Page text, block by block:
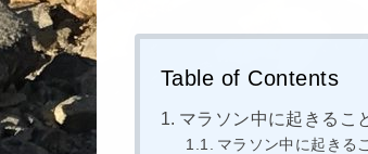
Table of Contents
マラソン中に起きるこ
マラソン中に起きる